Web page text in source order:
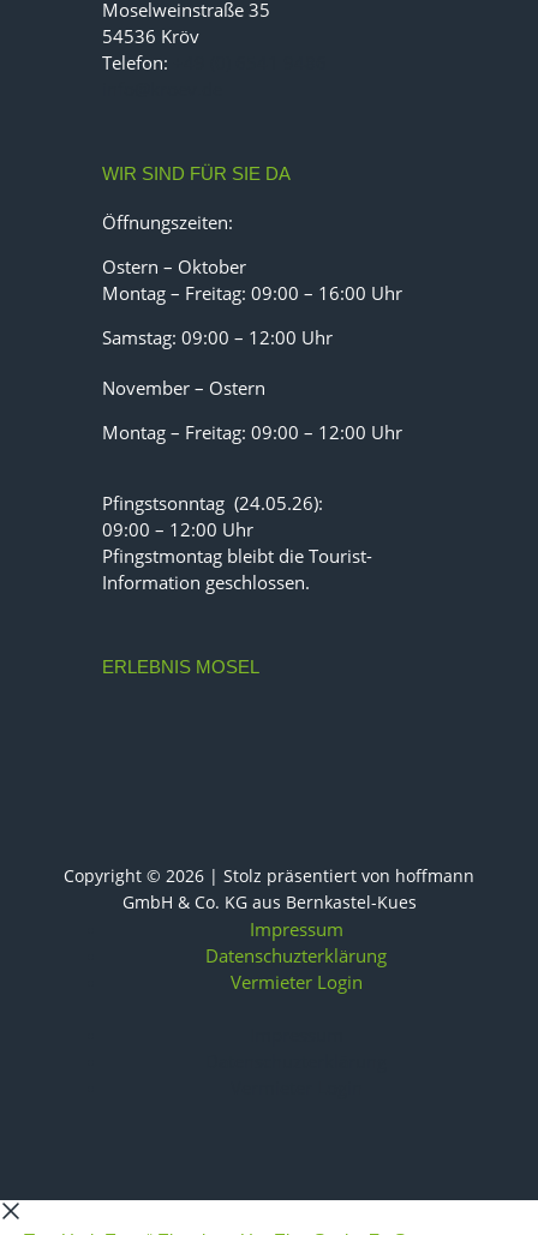
Moselweinstraße 35
54536 Kröv
Telefon:
WIR SIND FÜR SIE DA
Öffnungszeiten:
Ostern – Oktober
Montag – Freitag: 09:00 – 16:00 Uhr
Samstag: 09:00 – 12:00 Uhr
November – Ostern
Montag – Freitag: 09:00 – 12:00 Uhr
Pfingstsonntag (24.05.26):
09:00 – 12:00 Uhr
Pfingstmontag bleibt die Tourist-
Information geschlossen.
ERLEBNIS MOSEL
Copyright © 2026 | Stolz präsentiert von hoffmann
GmbH & Co. KGaus Bernkastel-Kues
Impressum
Datenschuzterklärung
Vermieter Login